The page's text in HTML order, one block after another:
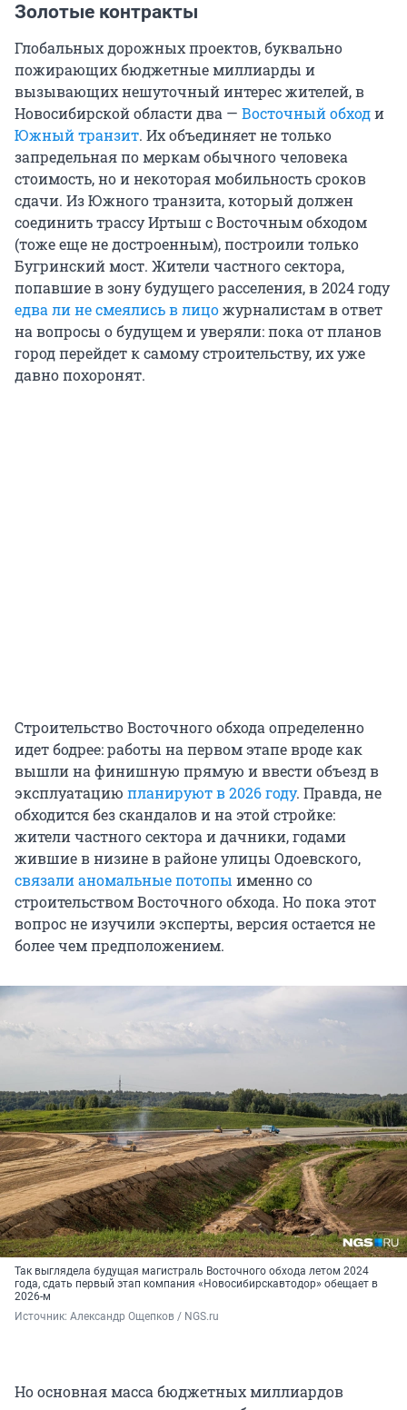
Золотые контракты
Глобальных дорожных проектов, буквально
пожирающих бюджетные миллиарды и
вызывающих нешуточный интерес жителей, в
Новосибирской области два — Восточный обходи
Южный транзит. Их объединяет не только
запредельная по меркам обычного человека
стоимость, но и некоторая мобильность сроков
сдачи. Из Южного транзита, который должен
соединить трассу Иртыш с Восточным обходом
(тоже еще не достроенным), построили только
Бугринский мост. Жители частного сектора,
попавшие в зону будущего расселения, в 2024 году
едва ли не смеялись в лицожурналистам в ответ
на вопросы о будущем и уверяли: пока от планов
город перейдет к самому строительству, их уже
давно похоронят.
Строительство Восточного обхода определенно
идет бодрее: работы на первом этапе вроде как
вышли на финишную прямую и ввести объезд в
эксплуатацию планируют в 2026 году. Правда, не
обходится без скандалов и на этой стройке:
жители частного сектора и дачники, годами
жившие в низине в районе улицы Одоевского,
связали аномальные потопы именно со
строительством Восточного обхода. Но пока этот
вопрос не изучили эксперты, версия остается не
более чем предположением.
Так выглядела будущая магистраль Восточного обхода летом 2024
года, сдать первый этап компания «Новосибирскавтодор» обещает в
2026-м
Источник: Александр Ощепков / NGS.ru
Но основная масса бюджетных миллиардов